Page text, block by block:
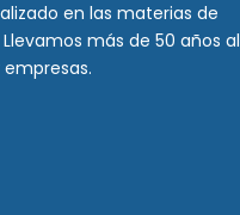
en las materias de
más de 50 años al